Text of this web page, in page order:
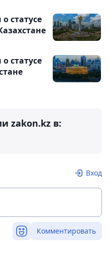
статусе
статусе
zakon.kz в:
Вход
Комментировать